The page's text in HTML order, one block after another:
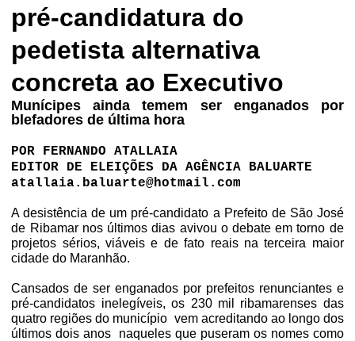
pré-candidatura do
pedetista alternativa
concreta ao Executivo
Munícipes ainda temem ser enganados por
blefadores de última hora
POR FERNANDO ATALLAIA
EDITOR DE ELEIÇÕES DA AGÊNCIA BALUARTE
atallaia.baluarte@hotmail.com
A desistência de um pré-candidato a Prefeito de São José
de Ribamar nos últimos dias avivou o debate em torno de
projetos sérios, viáveis e de fato reais na terceira maior
cidade do Maranhão.
Cansados de ser enganados por prefeitos renunciantes e
pré-candidatos inelegíveis, os 230 mil ribamarenses das
quatro regiões do município vem acreditando ao longo dos
últimos dois anos
naqueles que puseram os nomes como